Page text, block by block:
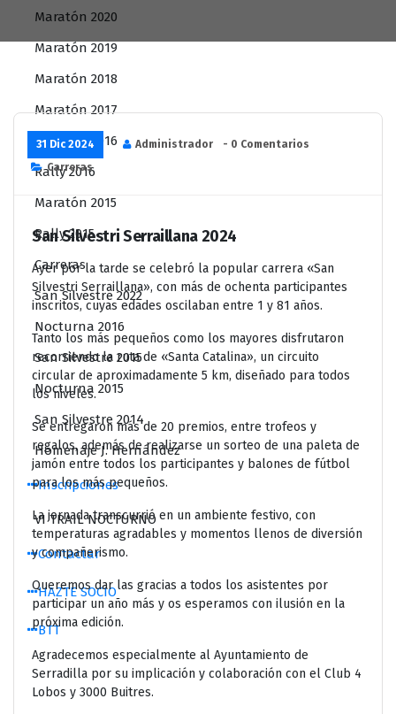
Maratón 2020
Maratón 2019
Maratón 2018
Maratón 2017
Maratón 2016
Rally 2016
Maratón 2015
Rally 2015
Carreras
San Silvestre 2022
Nocturna 2016
San Silvestre 2015
Nocturna 2015
San Silvestre 2014
Homenaje J. Hernández
Inscripciones
VI TRAIL NOCTURNO
Contactar
HAZTE SOCIO
BTT
31 Dic 2024 Administrador
- 0 Comentarios
Carreras
San Silvestri Serraillana 2024
Ayer por la tarde se celebró la popular carrera «San
Silvestri Serraillana», con más de ochenta participantes
inscritos, cuyas edades oscilaban entre 1 y 81 años.
Tanto los más pequeños como los mayores disfrutaron
recorriendo la ruta de «Santa Catalina», un circuito
circular de aproximadamente 5 km, diseñado para todos
los niveles.
Se entregaron más de 20 premios, entre trofeos y
regalos, además de realizarse un sorteo de una paleta de
jamón entre todos los participantes y balones de fútbol
para los más pequeños.
La jornada transcurrió en un ambiente festivo, con
temperaturas agradables y momentos llenos de diversión
y compañerismo.
Queremos dar las gracias a todos los asistentes por
participar un año más y os esperamos con ilusión en la
próxima edición.
Agradecemos especialmente al Ayuntamiento de
Serradilla por su implicación y colaboración con el Club 4
Lobos y 3000 Buitres.